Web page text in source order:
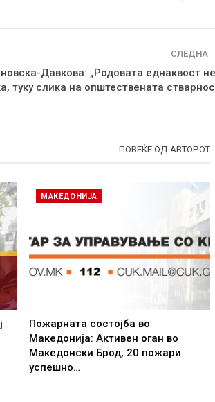
СЛЕДНА
Давкова: „Родовата еднаквост
туку слика на општествената
ПОВЕЌЕ ОД АВТОРОТ
МАКЕДОНИЈА
Пожарната состојба во
Македонија: Активен оган во
Македонски Брод, 20 пожари
успешно…